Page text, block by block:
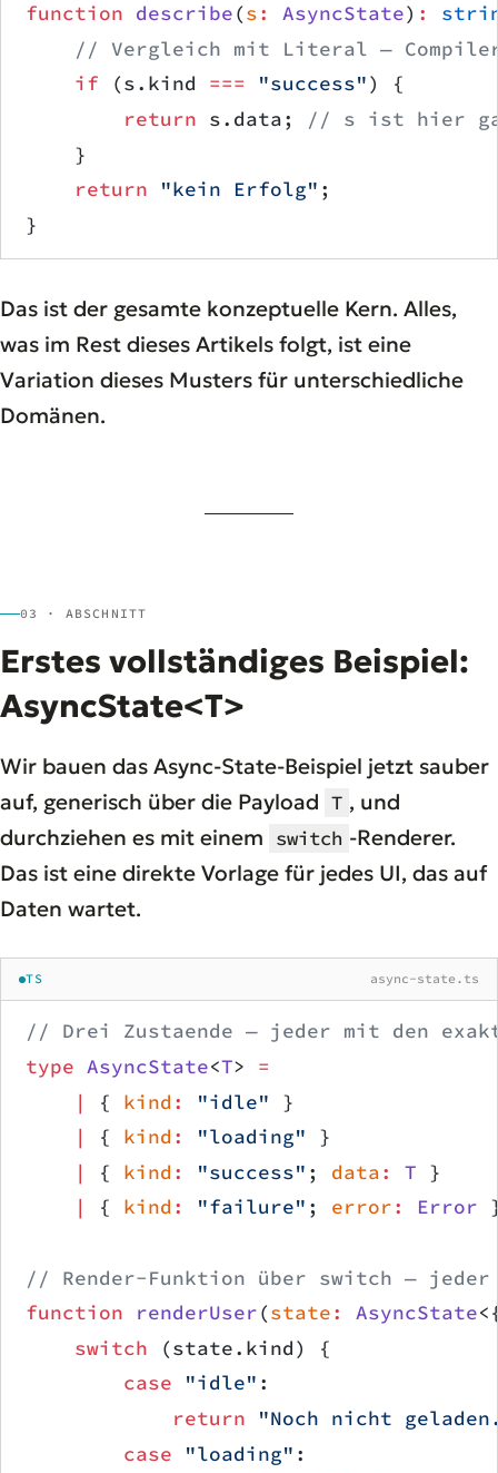
function describe(s: AsyncState) :
// Vergleich mit Literal —
    if
(s.kind === "success") {
        return
s.data;
// s ist hier
    }
    return
"kein Erfolg" ;
}
Das ist der gesamte konzeptuelle Kern. Alles,
was im Rest dieses Artikels folgt, ist eine
Variation dieses Musters für unterschiedliche
Domänen.
03 · ABSCHNITT
Erstes vollständiges Beispiel:
AsyncState<T>
Wir bauen das Async-State-Beispiel jetzt sauber
auf, generisch über die Payload T , und
durchziehen es mit einem switch -Renderer.
Das ist eine direkte Vorlage für jedes UI, das auf
Daten wartet.
TS async-state.ts
// Drei Zustaende — jeder mit den
type AsyncState<T> =
    |
{ kind : "idle"
    |
{ kind : "loading"
    |
{ kind : "success" ; data: T
    |
{ kind : "failure" ; error: Error
// Render-Funktion über switch —
function renderUser(state: AsyncState
    switch
(state.kind) {
        case
"idle" :
            return
"Noch nicht
        case
"loading" :